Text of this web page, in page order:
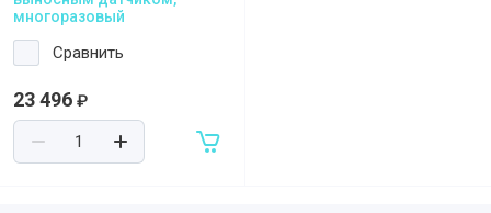
многоразовый
Сравнить
23 496 ₽